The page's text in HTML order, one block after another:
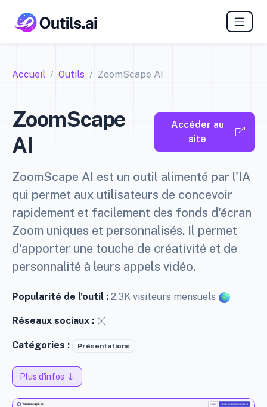
Accueil Outils ZoomScape AI
ZoomScape
AI
Accéder au
site
ZoomScape AI est un outil alimenté par l'IA
qui permet aux utilisateurs de concevoir
rapidement et facilement des fonds d'écran
Zoom uniques et personnalisés. Il permet
d'apporter une touche de créativité et de
personnalité à leurs appels vidéo.
Popularité de l'outil : 2,3K visiteurs mensuels
Réseaux sociaux :
Catégories : Présentations
Plus d'infos